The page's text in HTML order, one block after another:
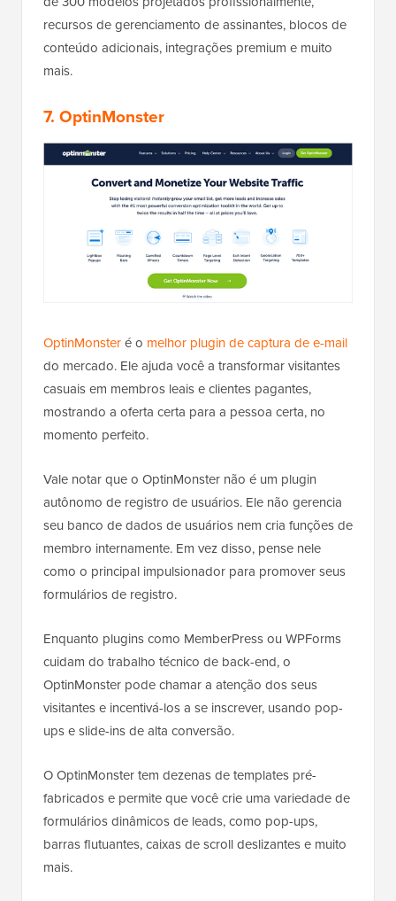
recursos de gerenciamento de assinantes, blocos de
conteúdo adicionais, integrações premium e muito
mais.
7. OptinMonster
OptinMonsteré o melhor plugin de captura de e-mail
do mercado. Ele ajuda você a transformar visitantes
casuais em membros leais e clientes pagantes,
mostrando a oferta certa para a pessoa certa, no
momento perfeito.
Vale notar que o OptinMonster não é um plugin
autônomo de registro de usuários. Ele não gerencia
seu banco de dados de usuários nem cria funções de
membro internamente. Em vez disso, pense nele
como o principal impulsionador para promover seus
formulários de registro.
Enquanto plugins como MemberPress ou WPForms
cuidam do trabalho técnico de back-end, o
OptinMonster pode chamar a atenção dos seus
visitantes e incentivá-los a se inscrever, usando pop-
ups e slide-ins de alta conversão.
O OptinMonster tem dezenas de templates pré-
fabricados e permite que você crie uma variedade de
formulários dinâmicos de leads, como pop-ups,
barras flutuantes, caixas de scroll deslizantes e muito
mais.